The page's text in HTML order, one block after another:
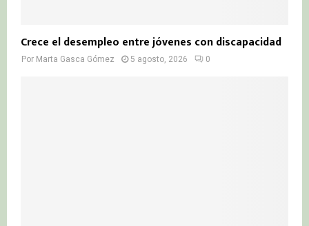
Crece el desempleo entre jóvenes con discapacidad
Por Marta Gasca Gómez 5 agosto, 2026 0